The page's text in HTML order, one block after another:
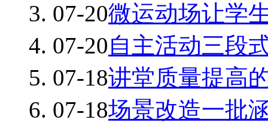
07-20微运动场让学
07-20自主活动三段
07-18讲堂质量提高
07-18场景改造一批